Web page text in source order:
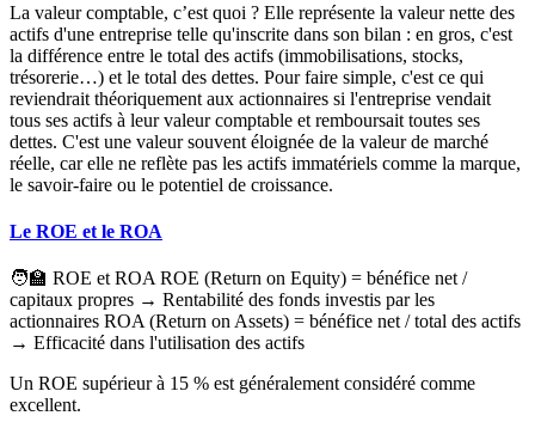
La valeur comptable, c’est quoi ? Elle représente la valeur nette des
actifs d'une entreprise telle qu'inscrite dans son bilan : en gros, c'est
la différence entre le total des actifs (immobilisations, stocks,
trésorerie…) et le total des dettes. Pour faire simple, c'est ce qui
reviendrait théoriquement aux actionnaires si l'entreprise vendait
tous ses actifs à leur valeur comptable et remboursait toutes ses
dettes. C'est une valeur souvent éloignée de la valeur de marché
réelle, car elle ne reflète pas les actifs immatériels comme la marque,
le savoir-faire ou le potentiel de croissance.
Le ROE et le ROA
🧑‍🏫 ROE et ROA ROE (Return on Equity) = bénéfice net /
capitaux propres → Rentabilité des fonds investis par les
actionnaires ROA (Return on Assets) = bénéfice net / total des actifs
→ Efficacité dans l'utilisation des actifs
Un ROE supérieur à 15 % est généralement considéré comme
excellent.